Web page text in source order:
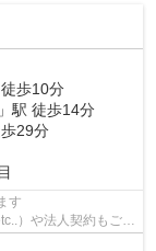
徒歩10分
」駅 徒歩14分
歩29分
す
）や法人契約もご対